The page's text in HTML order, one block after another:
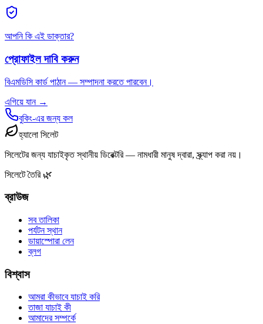
আপনি কি এই ডাক্তার?
প্রোফাইল দাবি করুন
বিএমডিসি কার্ড পাঠান — সম্পাদনা করতে পারবেন।
এগিয়ে যান →
বুকিং-এর জন্য কল
হ্যালো সিলেট
সিলেটের জন্য যাচাইকৃত স্থানীয় ডিরেক্টরি — নামধারী মানুষ দ্বারা, স্ক্র্যাপ করা নয়।
সিলেটে তৈরি 🌿
ব্রাউজ
সব তালিকা
পর্যটন স্থান
ডায়াস্পোরা লেন
ব্লগ
বিশ্বাস
আমরা কীভাবে যাচাই করি
তাজা যাচাই কী
আমাদের সম্পর্কে